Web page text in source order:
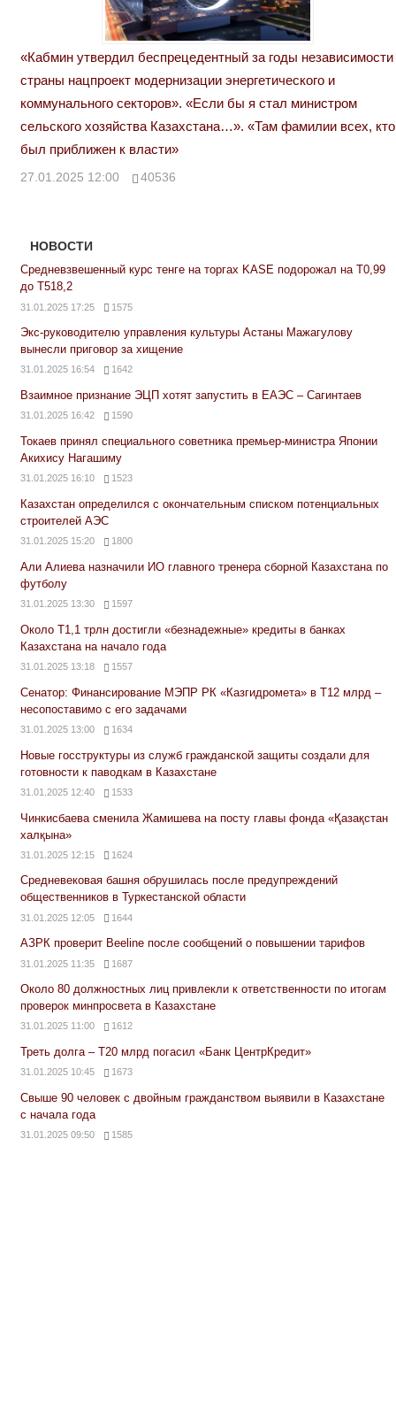
«Кабмин утвердил беспрецедентный за годы независимости
страны нацпроект модернизации энергетического и
коммунального секторов». «Если бы я стал министром
сельского хозяйства Казахстана…». «Там фамилии всех, кто
был приближен к власти»
27.01.2025 12:00 40536
НОВОСТИ
Средневзвешенный курс тенге на торгах KASE подорожал на Т0,99
до Т518,2
31.01.2025 17:25 1575
Экс-руководителю управления культуры Астаны Мажагулову
вынесли приговор за хищение
31.01.2025 16:54 1642
Взаимное признание ЭЦП хотят запустить в ЕАЭС – Сагинтаев
31.01.2025 16:42 1590
Токаев принял специального советника премьер-министра Японии
Акихису Нагашиму
31.01.2025 16:10 1523
Казахстан определился с окончательным списком потенциальных
строителей АЭС
31.01.2025 15:20 1800
Али Алиева назначили ИО главного тренера сборной Казахстана по
футболу
31.01.2025 13:30 1597
Около Т1,1 трлн достигли «безнадежные» кредиты в банках
Казахстана на начало года
31.01.2025 13:18 1557
Сенатор: Финансирование МЭПР РК «Казгидромета» в Т12 млрд –
несопоставимо с его задачами
31.01.2025 13:00 1634
Новые госструктуры из служб гражданской защиты создали для
готовности к паводкам в Казахстане
31.01.2025 12:40 1533
Чинкисбаева сменила Жамишева на посту главы фонда «Қазақстан
халқына»
31.01.2025 12:15 1624
Средневековая башня обрушилась после предупреждений
общественников в Туркестанской области
31.01.2025 12:05 1644
АЗРК проверит Beeline после сообщений о повышении тарифов
31.01.2025 11:35 1687
Около 80 должностных лиц привлекли к ответственности по итогам
проверок минпросвета в Казахстане
31.01.2025 11:00 1612
Треть долга – Т20 млрд погасил «Банк ЦентрКредит»
31.01.2025 10:45 1673
Свыше 90 человек с двойным гражданством выявили в Казахстане
с начала года
31.01.2025 09:50 1585